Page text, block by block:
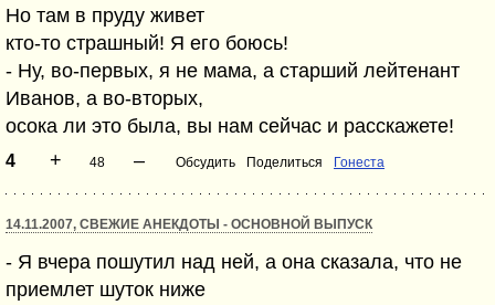
Но там в пруду живет
кто-то страшный! Я его боюсь!
- Ну, во-первых, я не мама, а старший лейтенант
Иванов, а во-вторых,
осока ли это была, вы нам сейчас и расскажете!
4 + 48 – Обсудить Поделиться Гонеста
14.11.2007, СВЕЖИЕ АНЕКДОТЫ - ОСНОВНОЙ ВЫПУСК
- Я вчера пошутил над ней, а она сказала, что не
приемлет шуток ниже